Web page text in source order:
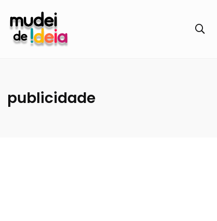
publicidade